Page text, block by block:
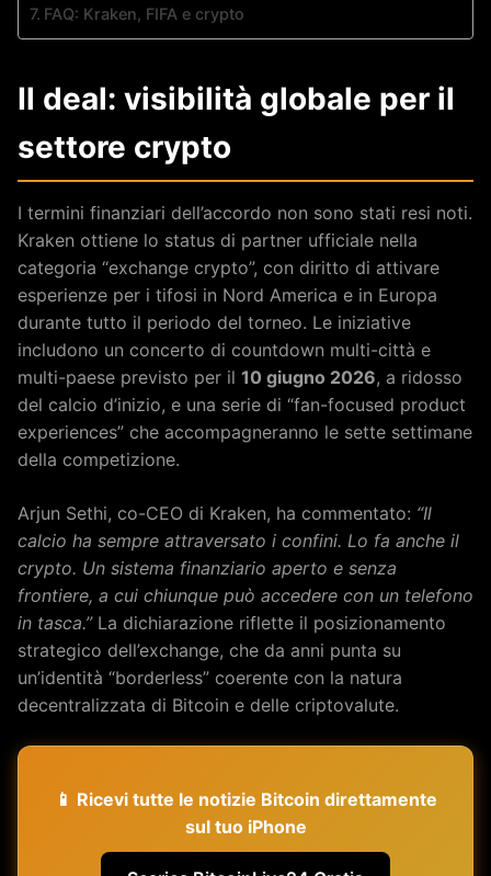
FAQ: Kraken, FIFA e crypto
Il deal: visibilità globale per il
settore crypto
I termini finanziari dell’accordo non sono stati resi noti.
Kraken ottiene lo status di partner ufficiale nella
categoria “exchange crypto”, con diritto di attivare
esperienze per i tifosi in Nord America e in Europa
durante tutto il periodo del torneo. Le iniziative
includono un concerto di countdown multi-città e
multi-paese previsto per il 10 giugno 2026, a ridosso
del calcio d’inizio, e una serie di “fan-focused product
experiences” che accompagneranno le sette settimane
della competizione.
Arjun Sethi, co-CEO di Kraken, ha commentato: “Il
calcio ha sempre attraversato i confini. Lo fa anche il
crypto. Un sistema finanziario aperto e senza
frontiere, a cui chiunque può accedere con un telefono
in tasca.”La dichiarazione riflette il posizionamento
strategico dell’exchange, che da anni punta su
un’identità “borderless” coerente con la natura
decentralizzata di Bitcoin e delle criptovalute.
📱 Ricevi tutte le notizie Bitcoin direttamente
sul tuo iPhone